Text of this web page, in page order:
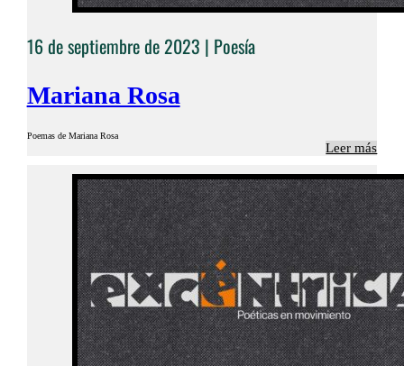
16 de septiembre de 2023 | Poesía
Mariana Rosa
Poemas de Mariana Rosa
Leer más